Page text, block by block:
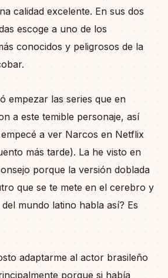
calidad excelente. En sus dos
escoge a uno de los
conocidos y peligrosos de la
empezar las series que en
a este temible personaje, así
a ver Narcos en Netflix
más tarde). La he visto en
porque la versión doblada
que se te mete en el cerebro y
mundo latino habla así? Es
adaptarme al actor brasileño
porque si había